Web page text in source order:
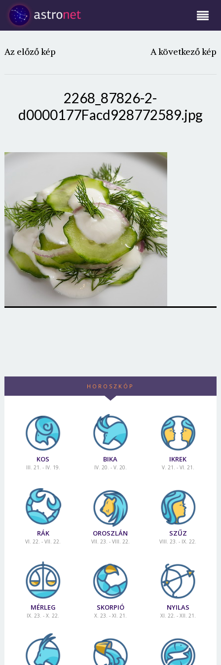
Az előző kép A következő kép
2268_87826-2-
d0000177Facd928772589.jpg
HOROSZKÓP
KOS
III. 21. - IV. 19.
BIKA
IV. 20. - V. 20.
IKREK
V. 21. - VI. 21.
RÁK
VI. 22. - VII. 22.
OROSZLÁN
VII. 23. - VIII. 22.
SZŰZ
VIII. 23. - IX. 22.
MÉRLEG
IX. 23. - X. 22.
SKORPIÓ
X. 23. - XI. 21.
NYILAS
XI. 22. - XII. 21.